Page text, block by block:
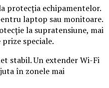
protecția echipamentelor.
laptop sau monitoare.
la supratensiune, mai
speciale.
stabil. Un extender Wi-Fi
în zonele mai